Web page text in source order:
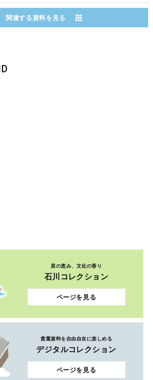
関連する資料を見る
里の恵み、文化の香り
石川コレクション
ページを見る
貴重資料を自由自在に楽しめる
デジタルコレクション
ページを見る